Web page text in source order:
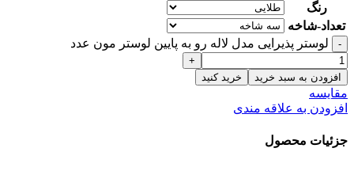
رنگ
تعداد-شاخه
لوستر پذیرایی مدل لاله رو به پایین لوستر مون عدد
افزودن به سبد خرید خرید کنید
مقایسه
افزودن به علاقه مندی
جزئیات محصول